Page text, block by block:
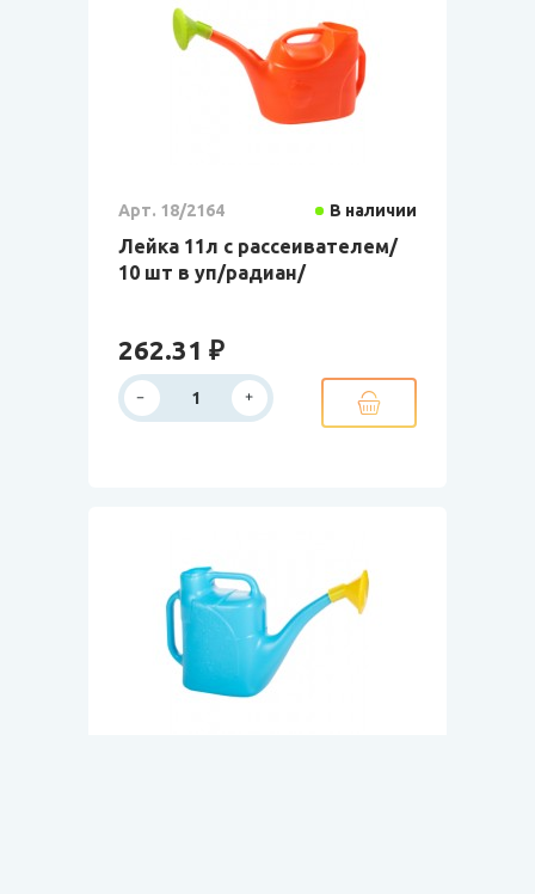
Арт. 18/2164 В наличии
Лейка 11л с рассеивателем/
10 шт в уп/радиан/
262.31 ₽